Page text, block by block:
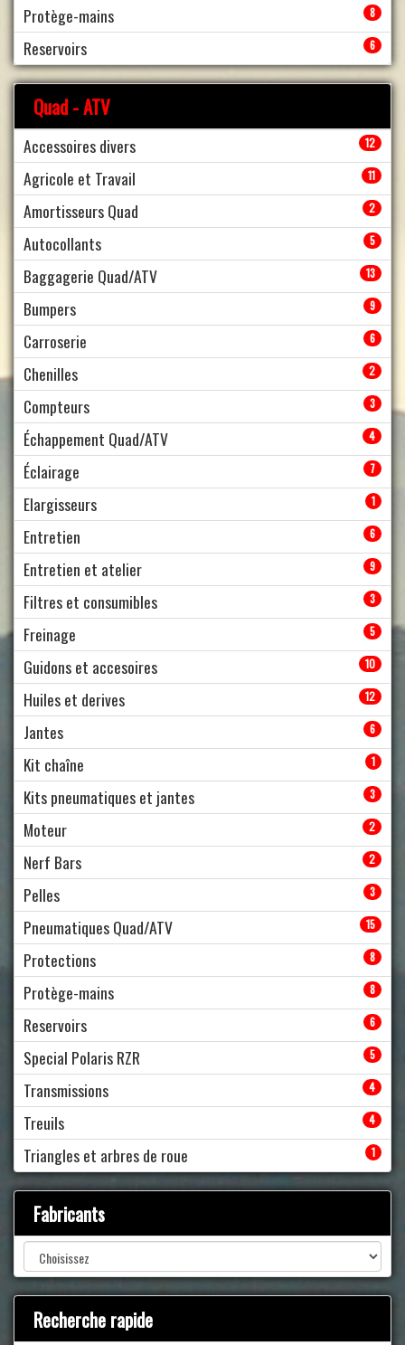
Protège-mains 8
Reservoirs 6
Quad - ATV
Accessoires divers 12
Agricole et Travail 11
Amortisseurs Quad 2
Autocollants 5
Baggagerie Quad/ATV 13
Bumpers 9
Carroserie 6
Chenilles 2
Compteurs 3
Échappement Quad/ATV 4
Éclairage 7
Elargisseurs 1
Entretien 6
Entretien et atelier 9
Filtres et consumibles 3
Freinage 5
Guidons et accesoires 10
Huiles et derives 12
Jantes 6
Kit chaîne 1
Kits pneumatiques et jantes 3
Moteur 2
Nerf Bars 2
Pelles 3
Pneumatiques Quad/ATV 15
Protections 8
Protège-mains 8
Reservoirs 6
Special Polaris RZR 5
Transmissions 4
Treuils 4
Triangles et arbres de roue 1
Fabricants
Recherche rapide